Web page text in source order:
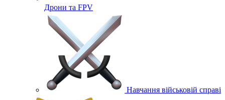
Дрони та FPV
Навчання військовій справі